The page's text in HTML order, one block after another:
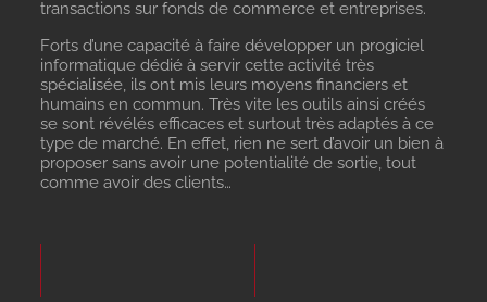
transactions sur fonds de commerce et entreprises.
Forts d’une capacité à faire développer un progiciel
informatique dédié à servir cette activité très
spécialisée, ils ont mis leurs moyens financiers et
humains en commun. Très vite les outils ainsi créés
se sont révélés efficaces et surtout très adaptés à ce
type de marché. En effet, rien ne sert d’avoir un bien à
proposer sans avoir une potentialité de sortie, tout
comme avoir des clients…